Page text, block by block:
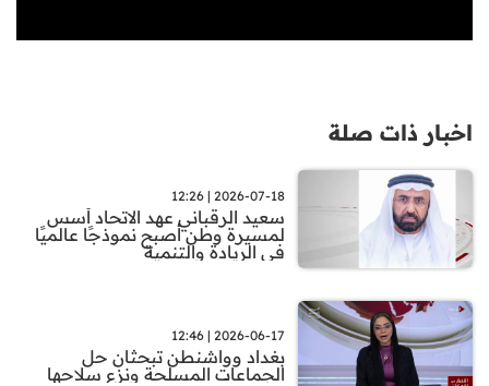
اخبار ذات صلة
2026-07-18 | 12:26
سعيد الرقباني عهد الاتحاد أسس
لمسيرة وطن أصبح نموذجًا عالميًا
في الريادة والتنمية
2026-06-17 | 12:46
بغداد وواشنطن تبحثان حل
الجماعات المسلحة ونزع سلاحها